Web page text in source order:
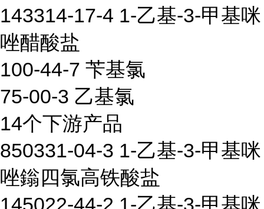
143314-17-4 1-乙基-3-甲基咪
唑醋酸盐
100-44-7 苄基氯
75-00-3 乙基氯
14个下游产品
850331-04-3 1-乙基-3-甲基咪
唑鎓四氯高铁酸盐
145022-44-2 1-乙基-3-甲基咪